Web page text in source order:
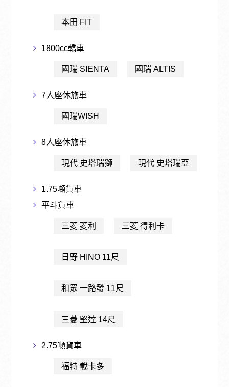
本田 FIT
1800cc轎車
國瑞 SIENTA 國瑞 ALTIS
7人座休旅車
國瑞WISH
8人座休旅車
現代 史塔瑞獅 現代 史塔瑞亞
1.75噸貨車
平斗貨車
三菱 菱利 三菱 得利卡
日野 HINO 11尺
和眾 一路發 11尺
三菱 堅達 14尺
2.75噸貨車
福特 載卡多